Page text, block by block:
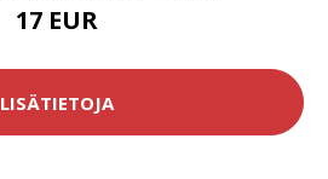
17 EUR
LISÄTIETOJA